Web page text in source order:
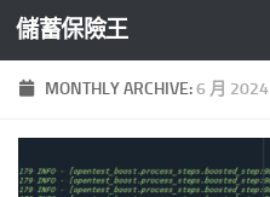
Skip to content
儲蓄保險王
MONTHLY ARCHIVE:6 月 2024